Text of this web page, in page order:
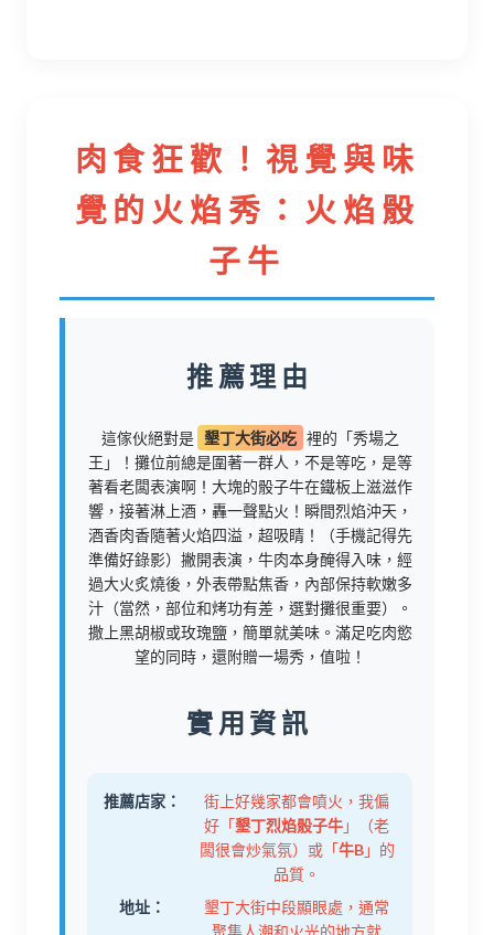
肉食狂歡！視覺與味
覺的火焰秀：火焰骰
子牛
推薦理由
這傢伙絕對是 墾丁大街必吃 裡的「秀場之
王」！攤位前總是圍著一群人，不是等吃，是等
著看老闆表演啊！大塊的骰子牛在鐵板上滋滋作
響，接著淋上酒，轟一聲點火！瞬間烈焰沖天，
酒香肉香隨著火焰四溢，超吸睛！（手機記得先
準備好錄影）撇開表演，牛肉本身醃得入味，經
過大火炙燒後，外表帶點焦香，內部保持軟嫩多
汁（當然，部位和烤功有差，選對攤很重要）。
撒上黑胡椒或玫瑰鹽，簡單就美味。滿足吃肉慾
望的同時，還附贈一場秀，值啦！
實用資訊
推薦店家：
街上好幾家都會噴火，我偏
好「墾丁烈焰骰子牛」（老
闆很會炒氣氛）或「牛B」的
品質。
地址：
墾丁大街中段顯眼處，通常